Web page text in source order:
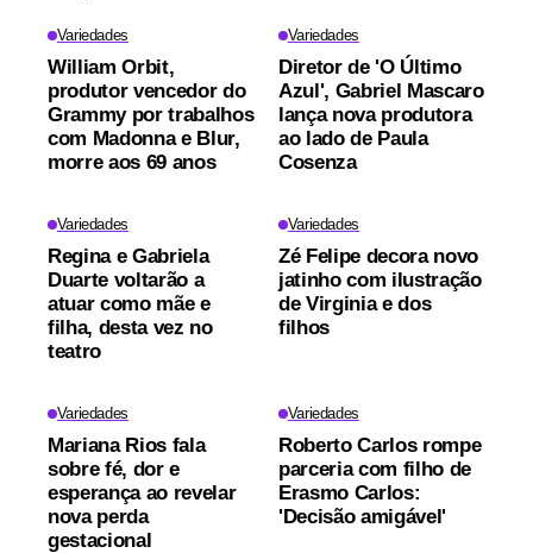
Variedades
William Orbit,
produtor vencedor do
Grammy por trabalhos
com Madonna e Blur,
morre aos 69 anos
Variedades
Diretor de 'O Último
Azul', Gabriel Mascaro
lança nova produtora
ao lado de Paula
Cosenza
Variedades
Regina e Gabriela
Duarte voltarão a
atuar como mãe e
filha, desta vez no
teatro
Variedades
Zé Felipe decora novo
jatinho com ilustração
de Virginia e dos
filhos
Variedades
Mariana Rios fala
sobre fé, dor e
esperança ao revelar
nova perda
gestacional
Variedades
Roberto Carlos rompe
parceria com filho de
Erasmo Carlos:
'Decisão amigável'